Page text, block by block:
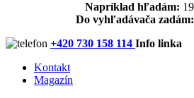
Napríklad hľadám:
Do vyhľadávača zadám:
+420 730 158 114 Info linka
Kontakt
Magazín